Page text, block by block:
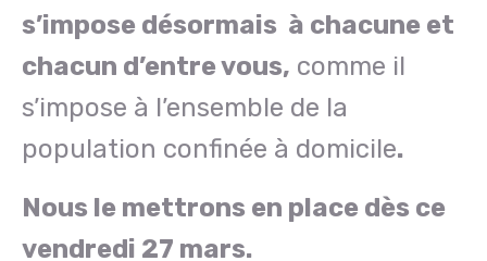
s’impose désormais à chacune et
chacun d’entre vous, comme il
s’impose à l’ensemble de la
population confinée à domicile.
Nous le mettrons en place dès ce
vendredi 27 mars.